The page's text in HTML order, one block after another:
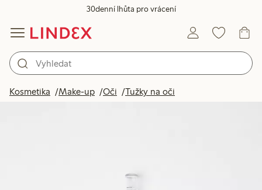
30denní lhůta pro vrácení
Kosmetika Make-up Oči Tužky na oči